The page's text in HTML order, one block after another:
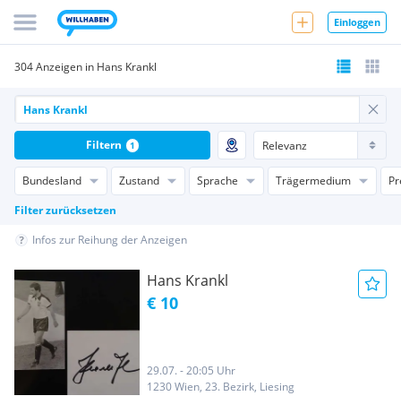
Einloggen
304 Anzeigen in Hans Krankl
Bundesland Zustand Sprache Trägermedium
Filter zurücksetzen
Filtern 1
Infos zur Reihung der Anzeigen
Hans Krankl
€ 10
29.07. - 20:05 Uhr
1230 Wien, 23. Bezirk, Liesing